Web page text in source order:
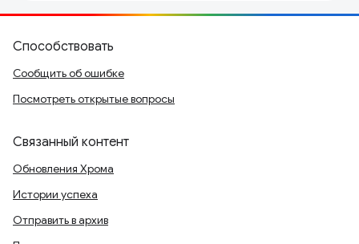
Способствовать
Сообщить об ошибке
Посмотреть открытые вопросы
Связанный контент
Обновления Хрома
Истории успеха
Отправить в архив